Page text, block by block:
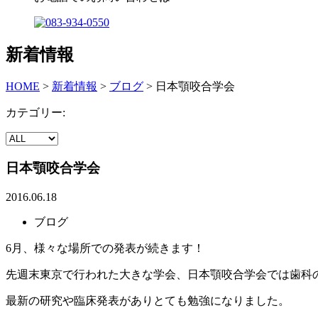
新着情報
HOME > 新着情報 > ブログ > 日本顎咬合学会
カテゴリー:
日本顎咬合学会
2016.06.18
ブログ
6月、様々な場所での発表が続きます！
先週末東京で行われた大きな学会、日本顎咬合学会では歯科
最新の研究や臨床発表がありとても勉強になりました。